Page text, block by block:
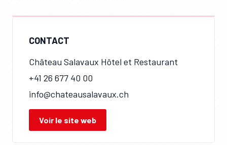
CONTACT
Château Salavaux Hôtel et Restaurant
+41 26 677 40 00
info@chateausalavaux.ch
Voir le site web